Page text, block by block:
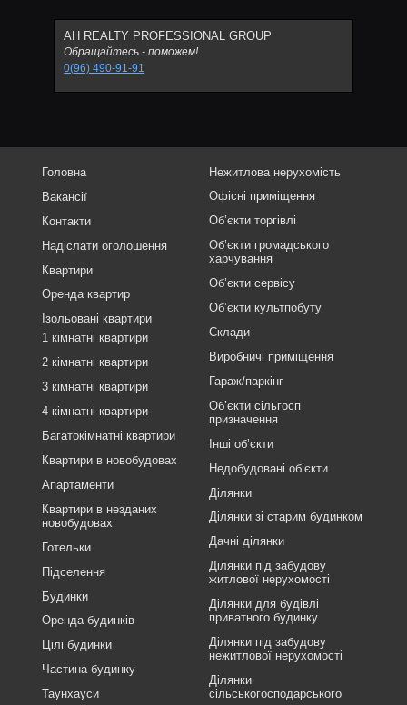
АН REALTY PROFESSIONAL GROUP
Обращайтесь - поможем!
0(96) 490-91-91
Головна
Вакансії
Контакти
Надіслати оголошення
Квартири
Оренда квартир
Ізольовані квартири
1 кімнатні квартири
2 кімнатні квартири
3 кімнатні квартири
4 кімнатні квартири
Багатокімнатні квартири
Квартири в новобудовах
Апартаменти
Квартири в незданих
новобудовах
Готельки
Підселення
Будинки
Оренда будинків
Цілі будинки
Частина будинку
Таунхауси
Нежитлова нерухомість
Офісні приміщення
Об’єкти торгівлі
Об’єкти громадського
харчування
Об’єкти сервісу
Об’єкти культпобуту
Склади
Виробничі приміщення
Гараж/паркінг
Об’єкти сільгосп
призначення
Інші об’єкти
Недобудовані об’єкти
Ділянки
Ділянки зі старим будинком
Дачні ділянки
Ділянки під забудову
житлової нерухомості
Ділянки для будівлі
приватного будинку
Ділянки під забудову
нежитлової нерухомості
Ділянки
сільськогосподарського